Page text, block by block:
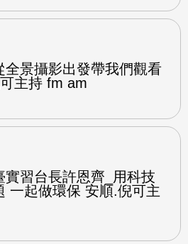
全景攝影出發帶我們觀看
主持 fm am
實習台長許恩齊_用科技
一起做環保 安順.倪可主